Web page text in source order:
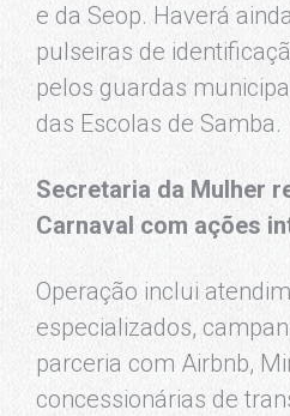
e da Seop. Haverá
pulseiras de
pelos guardas
das Escolas de Samba.
Secretaria da Mulher
Carnaval com ações
Operação inclui
especializados,
parceria com Airbnb,
concessionárias de